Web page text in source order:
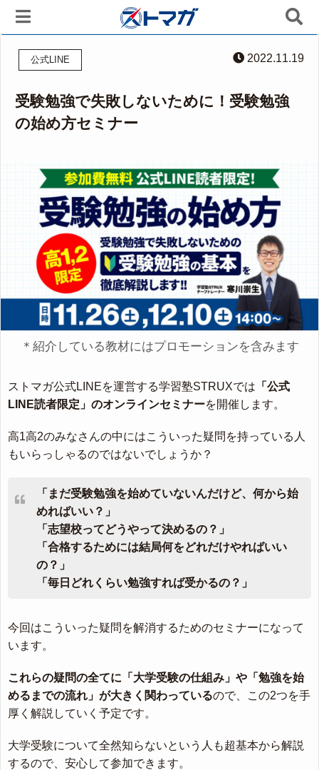
公式LINE 2022.11.19
受験勉強で失敗しないために！受験勉強
の始め方セミナー
＊紹介している教材にはプロモーションを含みます
ストマガ公式LINEを運営する学習塾STRUXでは 「公式
LINE読者限定」のオンラインセミナーを開催します。
高1高2のみなさんの中にはこういった疑問を持っている人
もいらっしゃるのではないでしょうか？
「まだ受験勉強を始めていないんだけど、何から始
めればいい？」
「志望校ってどうやって決めるの？」
「合格するためには結局何をどれだけやればいい
の？」
「毎日どれくらい勉強すれば受かるの？」
今回はこういった疑問を解消するためのセミナーになって
います。
これらの疑問の全てに「大学受験の仕組み」や「勉強を始
めるまでの流れ」が大きく関わっているので、この2つを手
厚く解説していく予定です。
大学受験について全然知らないという人も超基本から解説
するので、安心して参加できます。